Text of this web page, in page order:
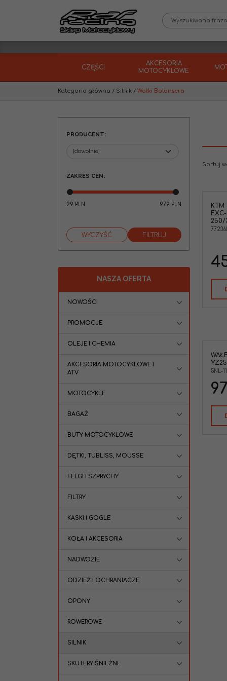
CZĘŚCI
AKCESORIA
MOTOCYKLOWE
Kategoria główna / Silnik / Wałki Balansera
Sortuj
KTM 77236076000 Tryb wałka
SX-F250 XC-F250 '13-15 EXC-F350
XCF-W350 '12-16 SX-F350 XC-F350 '11-
KTM
250/
WR250F
5NL-
PRODUCENT:
ZAKRES CEN:
29 PLN 979 PLN
NASZA OFERTA
NOWOŚCI
PROMOCJE
OLEJE I CHEMIA
AKCESORIA MOTOCYKLOWE I
ATV
MOTOCYKLE
BAGAŻ
BUTY MOTOCYKLOWE
DĘTKI, TUBLISS, MOUSSE
FELGI I SZPRYCHY
FILTRY
KASKI I GOGLE
KOŁA I AKCESORIA
NADWOZIE
ODZIEŻ I OCHRANIACZE
OPONY
ROWEROWE
SILNIK
SKUTERY ŚNIEŻNE